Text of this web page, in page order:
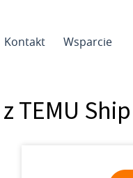
Kontakt Wsparcie
TEMU